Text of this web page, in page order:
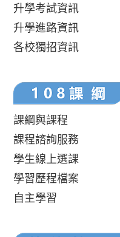
升學考試資訊
升學進路資訊
各校獨招資訊
課綱與課程
課程諮詢服務
學生線上選課
學習歷程檔案
自主學習